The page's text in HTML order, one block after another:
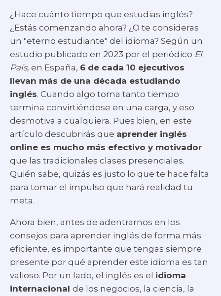
¿Hace cuánto tiempo que estudias inglés?
¿Estás comenzando ahora? ¿O te consideras
un "eterno estudiante" del idioma? Según un
estudio publicado en 2023 por el periódico El
País, en España, 6 de cada 10 ejecutivos
llevan más de una década estudiando
inglés. Cuando algo toma tanto tiempo
termina convirtiéndose en una carga, y eso
desmotiva a cualquiera. Pues bien, en este
artículo descubrirás que aprender inglés
online es mucho más efectivo y motivador
que las tradicionales clases presenciales.
Quién sabe, quizás es justo lo que te hace falta
para tomar el impulso que hará realidad tu
meta.
Ahora bien, antes de adentrarnos en los
consejos para aprender inglés de forma más
eficiente, es importante que tengas siempre
presente por qué aprender este idioma es tan
valioso. Por un lado, el inglés es el idioma
internacional de los negocios, la ciencia, la